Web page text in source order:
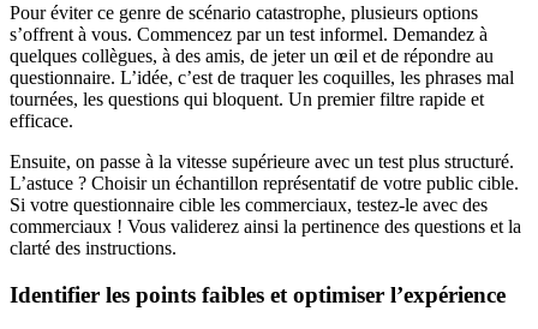
Pour éviter ce genre de scénario catastrophe, plusieurs options
s’offrent à vous. Commencez par un test informel. Demandez à
quelques collègues, à des amis, de jeter un œil et de répondre au
questionnaire. L’idée, c’est de traquer les coquilles, les phrases mal
tournées, les questions qui bloquent. Un premier filtre rapide et
efficace.
Ensuite, on passe à la vitesse supérieure avec un test plus structuré.
L’astuce ? Choisir un échantillon représentatif de votre public cible.
Si votre questionnaire cible les commerciaux, testez-le avec des
commerciaux ! Vous validerez ainsi la pertinence des questions et la
clarté des instructions.
Identifier les points faibles et optimiser l’expérience